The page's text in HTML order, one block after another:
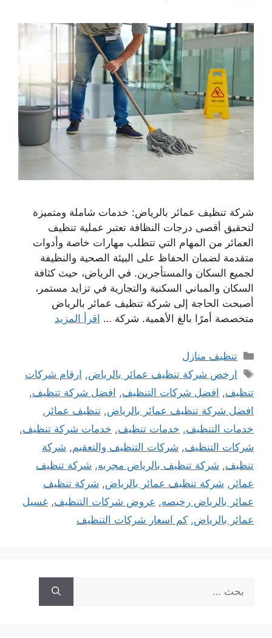
شركة تنظيف عمائر بالرياض: خدمات شاملة ومتميزة
لتحقيق أقصى درجات النظافة تعتبر عملية تنظيف
العمائر من المهام التي تتطلب مهارات خاصة وأدوات
متقدمة لضمان الحفاظ على البيئة الصحية والنظيفة
لجميع السكان والمستأجرين. في الرياض، حيث كثافة
السكان والمباني السكنية والتجارية في تزايد مستمر،
أصبحت الحاجة إلى شركة تنظيف عمائر بالرياض
متخصصة أمرًا بالغ الأهمية. شركة … اقرأ المزيد
التصنيفات
تنظيف منازل
الوسوم
ارخص شركة تنظيف عمائر بالرياض, ارقام شركات
تنظيف, افضل شركات التنظيف, افضل شركة تنظيف,
افضل شركة تنظيف عمائر بالرياض, تنظيف عمائر ,
خدمات التنظيف, خدمات تنظيف, خدمات شركة تنظيف,
شركات التنظيف, شركات التنظيف والتعقيم, شركة
تنظيف, شركة تنظيف بالرياض مجربه, شركة تنظيف
عمائر , شركة تنظيف عمائر بالرياض, شركة تنظيف
عمائر بالرياض رخيصه, عروض شركات التنظيف, غسيل
عمائر بالرياض, كم اسعار شركات التنظيف
عن: